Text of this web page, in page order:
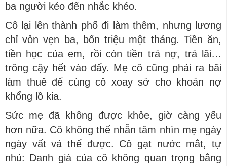
ba người kéo đến nhắc khéo.
Cô lại lên thành phố đi làm thêm, nhưng lương
chỉ vỏn vẹn ba, bốn triệu một tháng. Tiền ăn,
tiền học của em, rồi còn tiền trả nợ, trả lãi…
trông cậy hết vào đấy. Mẹ cô cũng phải ra bãi
làm thuê để cùng cô xoay sở cho khoản nợ
khổng lồ kia.
Sức mẹ đã không được khỏe, giờ càng yếu
hơn nữa. Cô không thể nhẫn tâm nhìn mẹ ngày
ngày vất vả thế được. Cô gạt nước mắt, tự
nhủ: Danh giá của cô không quan trọng bằng